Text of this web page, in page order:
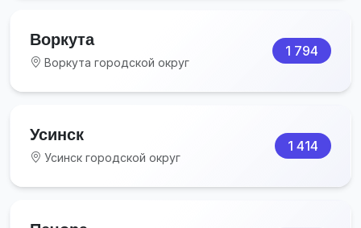
Воркута
Воркута городской округ
1 794
Усинск
Усинск городской округ
1 414